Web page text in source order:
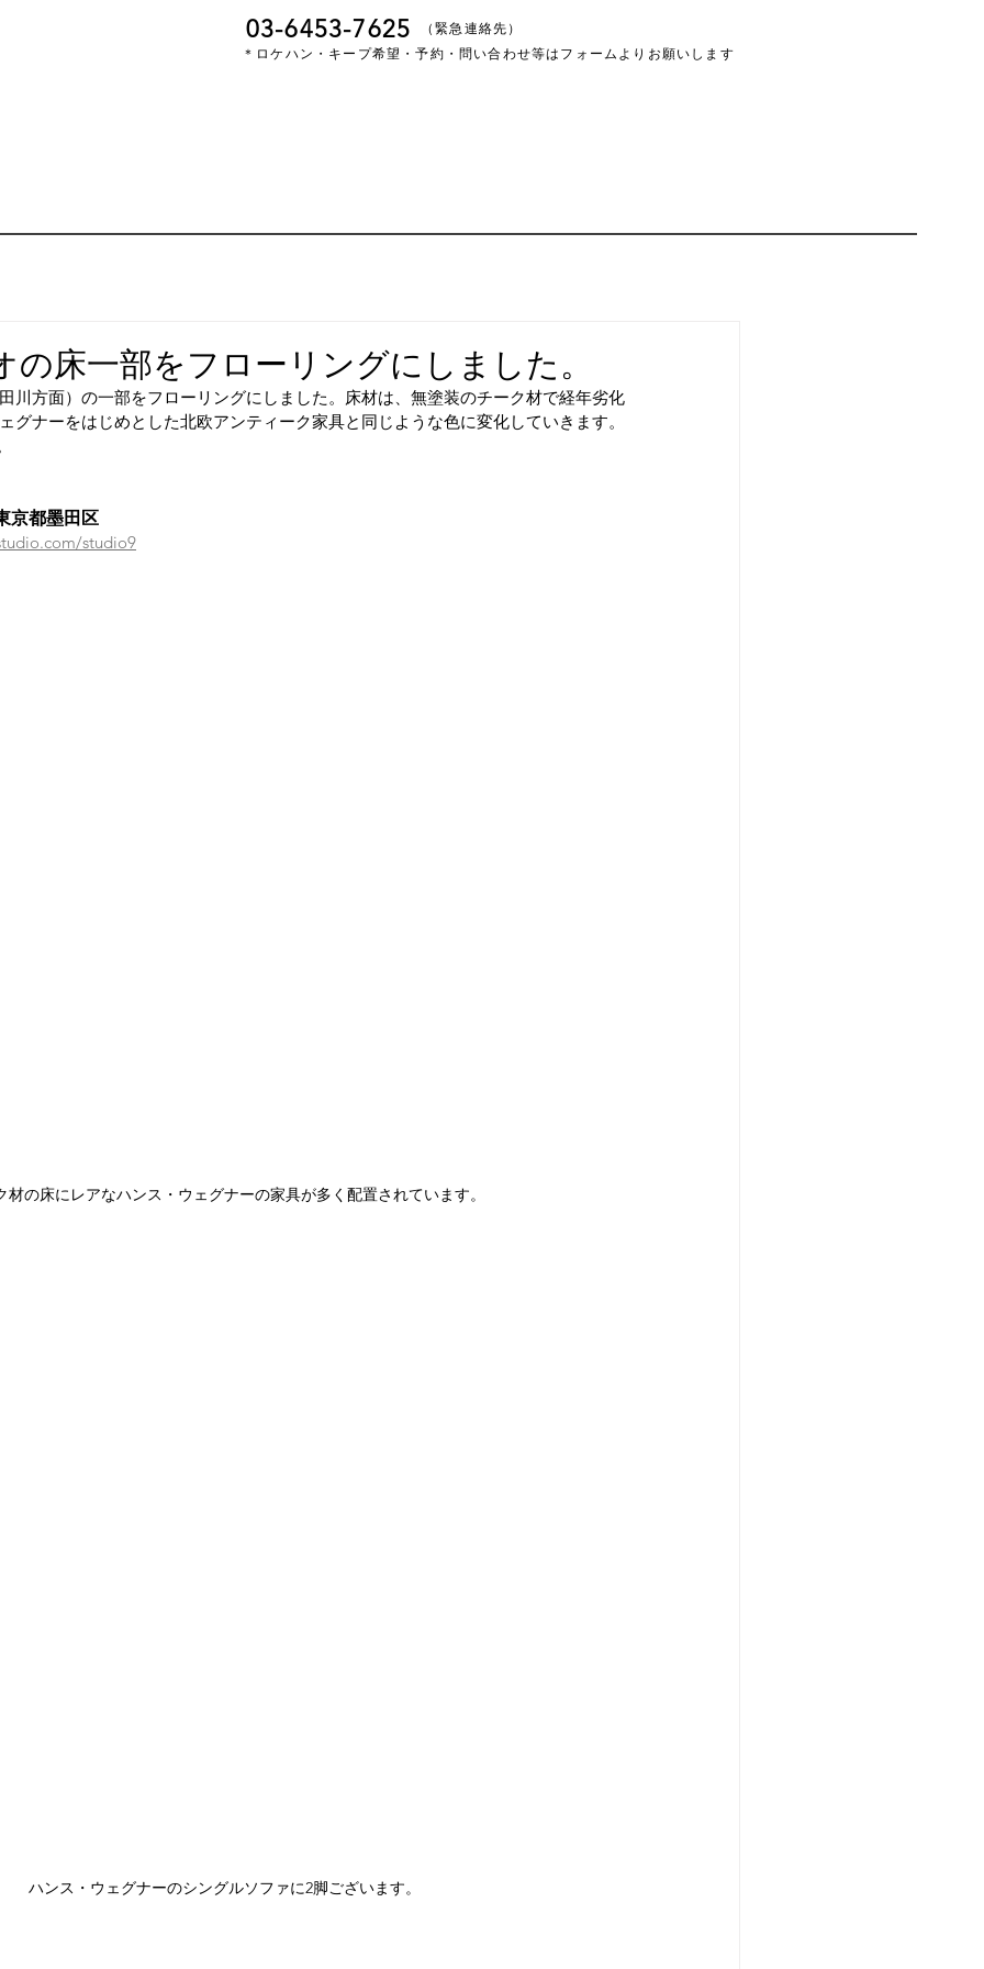
03-6453-7625
＊ロケハン・キープ希望・予約・問い合わせ等はフォームよりお願いします
​（緊急連絡先）
の床一部をフローリングにしました。
川方面）の一部をフローリングにしました。床材は、無塗装のチーク材で経年劣化
グナーをはじめとした北欧アンティーク家具と同じような色に変化していきます。
京都墨田区
studio9
材の床にレアなハンス・ウェグナーの家具が多く配置されています。
ハンス・ウェグナーのシングルソファに2脚ございます。